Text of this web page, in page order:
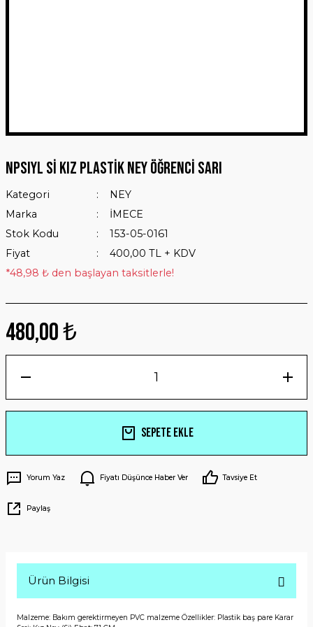
NPSIYL Sİ KIZ PLASTİK NEY ÖĞRENCİ SARI
Kategori
NEY
Marka
İMECE
Stok Kodu
153-05-0161
Fiyat
400,00 TL + KDV
*48,98 ₺ den başlayan taksitlerle!
480,00 ₺
Sepete Ekle
Yorum Yaz Fiyatı Düşünce Haber Ver Tavsiye Et
Paylaş
Ürün Bilgisi
Malzeme: Bakım gerektirmeyen PVC malzeme Özellikler: Plastik baş pare Karar